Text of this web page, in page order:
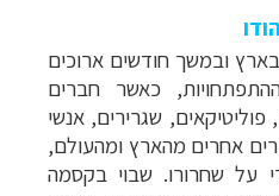
ובמשך חודשים ארוכים
כאשר חברים
שגרירים, אנשי
אחרים מהארץ ומהעולם,
על שחרורו. שבוי בקסמה